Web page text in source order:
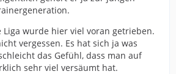
Liga wurde hier viel voran getrieben.
vergessen. Es hat sich ja was
das Gefühl, dass man auf
sehr viel versäumt hat.